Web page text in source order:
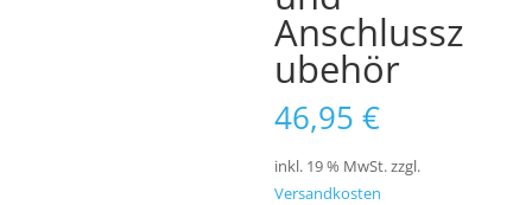
Anschlussz
ubehör
46,95€
inkl. 19 % MwSt.zzgl.
Versandkosten